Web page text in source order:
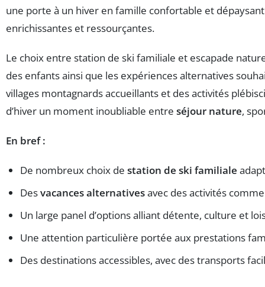
une porte à un hiver en famille confortable et
enrichissantes et ressourçantes.
Le choix entre station de ski familiale et escapade
des enfants ainsi que les expériences alternatives
villages montagnards accueillants et des activités
d’hiver un moment inoubliable entre séjour nature,
En bref :
De nombreux choix de station de ski familiale
Desvacances alternativesavec des activités
Un large panel d’options alliant détente, culture et
Une attention particulière portée aux prestations
Des destinations accessibles, avec des transports